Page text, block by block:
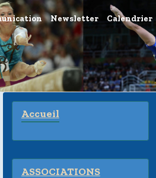
Newsletter Calendrier
Accueil
ASSOCIATIONS